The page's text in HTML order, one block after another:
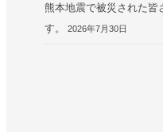
熊本地震で被災された皆
す。
2026年7月30日